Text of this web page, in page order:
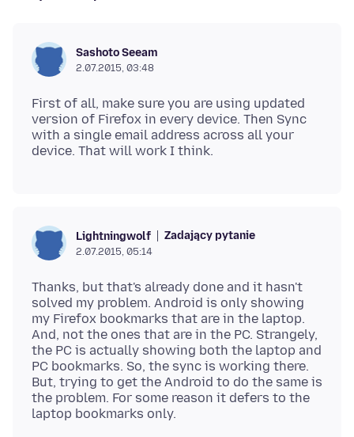
Sashoto Seeam
2.07.2015, 03:48
First of all, make sure you are using updated
version of Firefox in every device. Then Sync
with a single email address across all your
Lightningwolf Zadający pytanie
2.07.2015, 05:14
Thanks, but that's already done and it hasn't
solved my problem. Android is only showing
my Firefox bookmarks that are in the laptop.
And, not the ones that are in the PC. Strangely,
the PC is actually showing both the laptop and
PC bookmarks. So, the sync is working there.
But, trying to get the Android to do the same is
the problem. For some reason it defers to the